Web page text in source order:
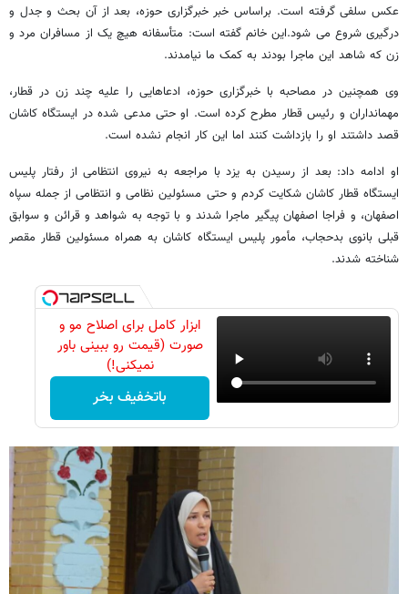
عکس سلفی گرفته است. براساس خبر خبرگزاری حوزه، بعد از آن بحث و جدل و
درگیری شروع می شود.این خانم گفته است: متأسفانه هیچ یک از مسافران مرد و
زن که شاهد این ماجرا بودند به کمک ما نیامدند.
وی همچنین در مصاحبه با خبرگزاری حوزه، ادعاهایی را علیه چند زن در قطار،
مهمانداران و رئیس قطار مطرح کرده است. او حتی مدعی شده در ایستگاه کاشان
قصد داشتند او را بازداشت کنند اما این کار انجام نشده است.
او ادامه داد: بعد از رسیدن به یزد با مراجعه به نیروی انتظامی از رفتار پلیس
ایستگاه قطار کاشان شکایت کردم و حتی مسئولین نظامی و انتظامی از جمله سپاه
اصفهان، و فراجا اصفهان پیگیر ماجرا شدند و با توجه به شواهد و قرائن و سوابق
قبلی بانوی بدحجاب، مأمور پلیس ایستگاه کاشان به همراه مسئولین قطار مقصر
شناخته شدند.
ابزار کامل برای اصلاح مو و
صورت (قیمت رو ببینی باور
نمیکنی!)
باتخفیف بخر